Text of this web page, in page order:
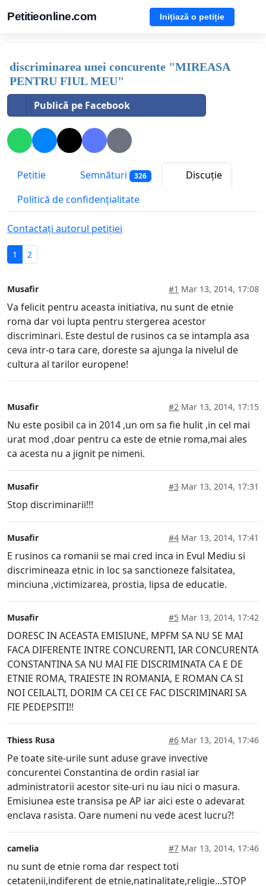
Petitieonline.com Inițiază o petiție
discriminarea unei concurente "MIREASA
PENTRU FIUL MEU"
Publică pe Facebook
Petitie Semnături 326
Discuție
Politică de confidențialitate
Contactați autorul petiției
1 2
Musafir #1 Mar 13, 2014, 17:08
Va felicit pentru aceasta initiativa, nu sunt de etnie
roma dar voi lupta pentru stergerea acestor
discriminari. Este destul de rusinos ca se intampla asa
ceva intr-o tara care, doreste sa ajunga la nivelul de
cultura al tarilor europene!
Musafir #2 Mar 13, 2014, 17:15
Nu este posibil ca in 2014 ,un om sa fie hulit ,in cel mai
urat mod ,doar pentru ca este de etnie roma,mai ales
ca acesta nu a jignit pe nimeni.
Musafir #3 Mar 13, 2014, 17:31
Stop discriminarii!!!
Musafir #4 Mar 13, 2014, 17:41
E rusinos ca romanii se mai cred inca in Evul Mediu si
discrimineaza etnic in loc sa sanctioneze falsitatea,
minciuna ,victimizarea, prostia, lipsa de educatie.
Musafir #5 Mar 13, 2014, 17:42
DORESC IN ACEASTA EMISIUNE, MPFM SA NU SE MAI
FACA DIFERENTE INTRE CONCURENTI, IAR CONCURENTA
CONSTANTINA SA NU MAI FIE DISCRIMINATA CA E DE
ETNIE ROMA, TRAIESTE IN ROMANIA, E ROMAN CA SI
NOI CEILALTI, DORIM CA CEI CE FAC DISCRIMINARI SA
FIE PEDEPSITI!!
Thiess Rusa #6 Mar 13, 2014, 17:46
Pe toate site-urile sunt aduse grave invective
concurentei Constantina de ordin rasial iar
administratorii acestor site-uri nu iau nici o masura.
Emisiunea este transisa pe AP iar aici este o adevarat
enclava rasista. Oare numeni nu vede acest lucru?!
camelia #7 Mar 13, 2014, 17:46
nu sunt de etnie roma dar respect toti
cetatenii,indiferent de etnie,natinalitate,religie...STOP